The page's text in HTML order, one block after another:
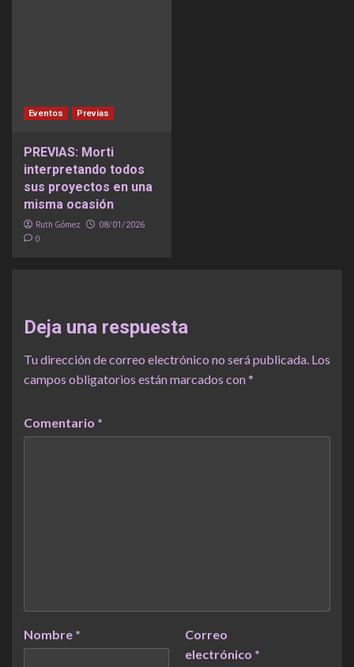
Eventos Previas
PREVIAS: Morti
interpretando todos
sus proyectos en una
misma ocasión
Ruth Gómez 08/01/2026
0
Deja una respuesta
Tu dirección de correo electrónico no será publicada. Los
campos obligatorios están marcados con*
Comentario *
Nombre *
Correo
electrónico *